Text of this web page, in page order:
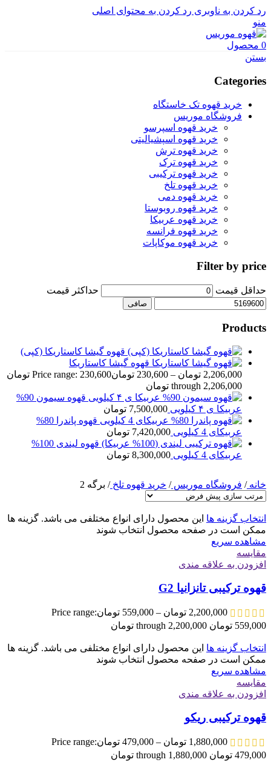
رد کردن به ناوبری رد کردن به محتوای اصلی
منو
0 محصول
بستن
Categories
خرید قهوه تک خاستگاه
فروشگاه موریس
خرید قهوه اسپرسو
خرید قهوه اسپشیالیتی
خرید قهوه ترش
خرید قهوه ترک
خرید قهوه ترکیبی
خرید قهوه تلخ
خرید قهوه دمی
خرید قهوه روبوستا
خرید قهوه عربیکا
خرید قهوه فرانسه
خرید قهوه موکاپات
Filter by price
حداقل قیمت حداكثر قيمت
صافی
Products
قهوه گیشا کاستاریکا (کپی)
قهوه گیشا کاستاریکا
2,206,000 تومان –
230,600 تومان
Price range: 230,600 تومان
through 2,206,000 تومان
قهوه سیمون 90%
عربیکا ی ۴ کیلویی
7,500,000 تومان
قهوه پاندرا 80%
عربیکای 4 کیلویی
7,420,000 تومان
قهوه لیندی 100%
عربیکای 4 کیلویی
8,300,000 تومان
خانه/ فروشگاه موریس/ خرید قهوه تلخ/ برگه 2
انتخاب گزینه ها این محصول دارای انواع مختلفی می باشد. گزینه ها
ممکن است در صفحه محصول انتخاب شوند
مشاهده سریع
مقایسه
افزودن به علاقه مندی
قهوه ترکیبی تانزانیا G2
2,200,000 تومان –
559,000 تومانPrice range:
559,000 تومان through 2,200,000 تومان
انتخاب گزینه ها این محصول دارای انواع مختلفی می باشد. گزینه ها
ممکن است در صفحه محصول انتخاب شوند
مشاهده سریع
مقایسه
افزودن به علاقه مندی
قهوه ترکیبی ریکو
1,880,000 تومان –
479,000 تومانPrice range:
479,000 تومان through 1,880,000 تومان